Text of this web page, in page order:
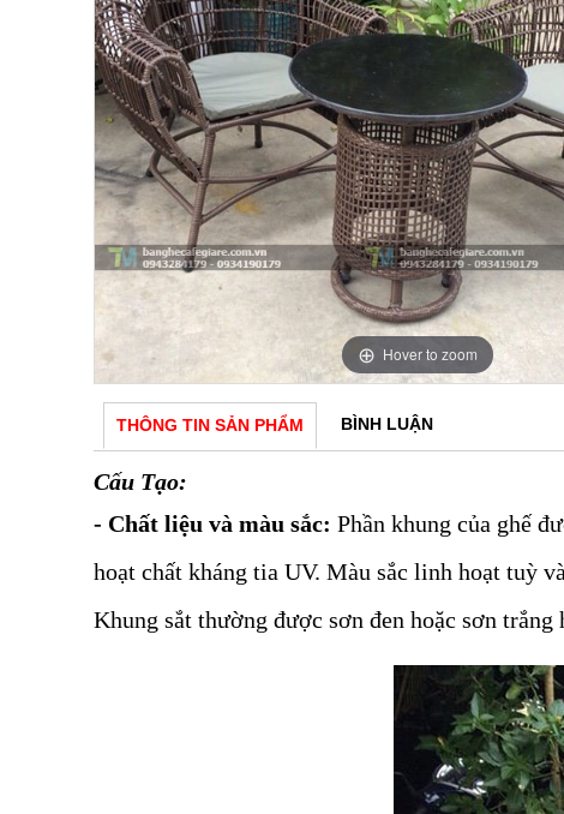
Hover to zoom
THÔNG TIN SẢN PHẨM BÌNH LUẬN
Cấu Tạo:
- Chất liệu và màu sắc: Phần khung của ghế
hoạt chất kháng tia UV. Màu sắc linh hoạt tuỳ
Khung sắt thường được sơn đen hoặc sơn trắng